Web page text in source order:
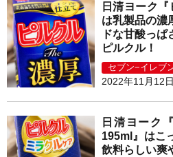
日清ヨーク『
は乳製品の濃
ドな甘酸っ
ピルクル！
セブン−イレブ
2022年11月12日
日清ヨーク
195ml』はこ
飲料らしい爽